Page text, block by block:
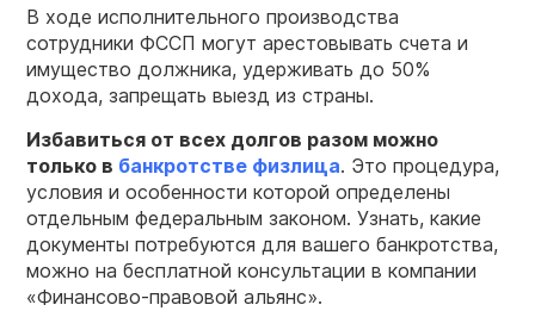
В ходе исполнительного производства
сотрудники ФССП могут арестовывать счета и
имущество должника, удерживать до 50%
дохода, запрещать выезд из страны.
Избавиться от всех долгов разом можно
только в банкротстве физлица. Это процедура,
условия и особенности которой определены
отдельным федеральным законом. Узнать, какие
документы потребуются для вашего банкротства,
можно на бесплатной консультации в компании
«Финансово-правовой альянс».